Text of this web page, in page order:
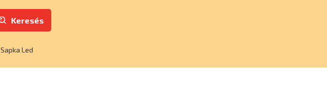
Keresés
Sapka Led